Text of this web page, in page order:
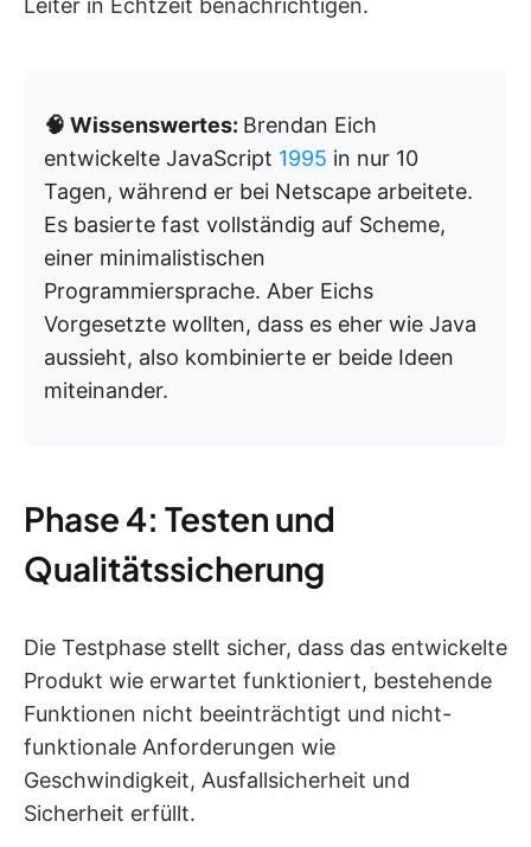
🧠 Wissenswertes: Brendan Eich
entwickelte JavaScript 1995 in nur 10
Tagen, während er bei Netscape arbeitete.
Es basierte fast vollständig auf Scheme,
einer minimalistischen
Programmiersprache. Aber Eichs
Vorgesetzte wollten, dass es eher wie Java
aussieht, also kombinierte er beide Ideen
miteinander.
Phase 4: Testen und
Qualitätssicherung
Die Testphase stellt sicher, dass das entwickelte
Produkt wie erwartet funktioniert, bestehende
Funktionen nicht beeinträchtigt und nicht-
funktionale Anforderungen wie
Geschwindigkeit, Ausfallsicherheit und
Sicherheit erfüllt.